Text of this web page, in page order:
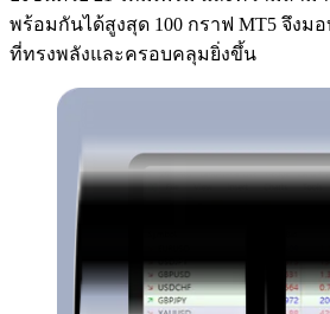
พร้อมกันได้สูงสุด 100 กราฟ MT5 จึงม
ที่ทรงพลังและครอบคลุมยิ่งขึ้น